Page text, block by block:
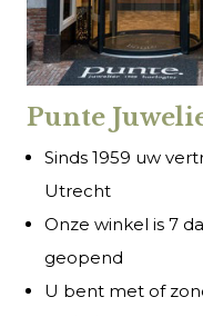
Punte
Sinds 1959 uw
Utrecht
Onze winkel is 7
geopend
U bent met of